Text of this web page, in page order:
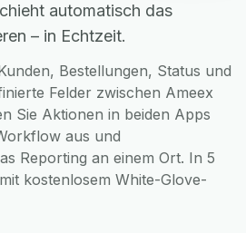
automatisch das
– in Echtzeit.
Bestellungen, Status und
Felder zwischen Ameex
Sie Aktionen in beiden Apps
aus und
Reporting an einem Ort. In 5
kostenlosem White-Glove-